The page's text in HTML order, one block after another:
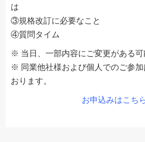
は
③規格改訂に必要なこと
④質問タイム
※ 当日、一部内容にご変更がある可
※ 同業他社様および個人でのご参
おります。
お申込みはこち